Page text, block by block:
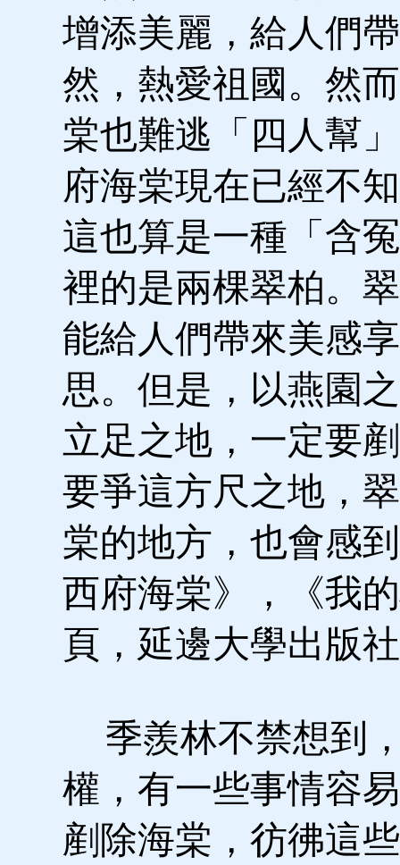
增添美麗，給人們
然，熱愛祖國。然
棠也難逃「四人幫
府海棠現在已經不
這也算是一種「含
裡的是兩棵翠柏。
能給人們帶來美感
思。但是，以燕園
立足之地，一定要
要爭這方尺之地，
棠的地方，也會感
西府海棠》，《我
頁，延邊大學出版
季羨林不禁想到
權，有一些事情容
剷除海棠，彷彿這